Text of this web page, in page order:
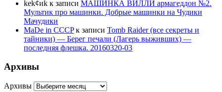
kek¢иk к записи МАШИНКА ВИЛЛИ армагеддон №2.
Мультик про машинки. Добрые машинки на Чудики
Мачудики
MaDe in CCCPк записи Tomb Raider (все секреты и
тайники) — Берег печали (Лагерь выживших) —
последняя флешка. 20160320-03
Архивы
Архивы